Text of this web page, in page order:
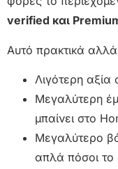
verified και
Αυτό πρακτικά
Λιγότερη αξία
Μεγαλύτερη
μπαίνει στο
Μεγαλύτερο
απλά πόσοι το